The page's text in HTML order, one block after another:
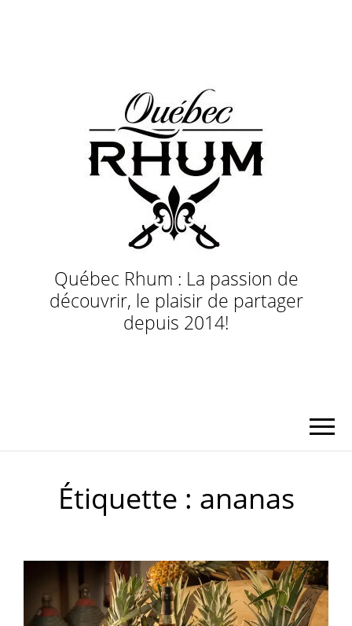
Québec Rhum : La passion de
découvrir, le plaisir de partager
depuis 2014!
Étiquette : ananas